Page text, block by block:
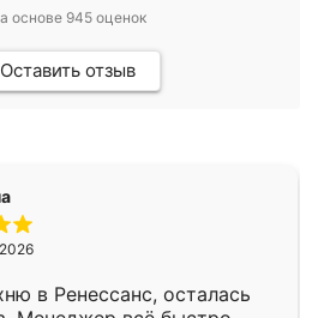
основе 945оценок
Оставить отзыв
в Ренессанс, осталась